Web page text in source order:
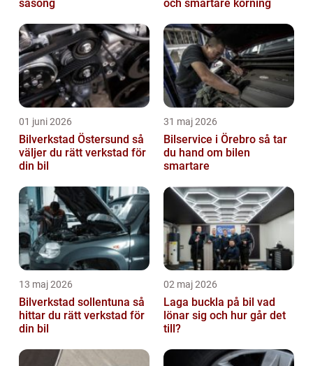
säsong
och smartare körning
01 juni 2026
Bilverkstad Östersund så
väljer du rätt verkstad för
din bil
31 maj 2026
Bilservice i Örebro så tar
du hand om bilen
smartare
13 maj 2026
Bilverkstad sollentuna så
hittar du rätt verkstad för
din bil
02 maj 2026
Laga buckla på bil vad
lönar sig och hur går det
till?